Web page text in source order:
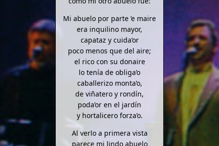
Mi abuelo por parte ’e maire
era inquilino mayor,
capataz y cuida’or
poco menos que del aire;
el rico con su donaire
lo tenía de obliga’o
caballerizo monta’o,
de viñatero y rondín,
poda’or en el jardín
y hortalicero forza’o.
Al verlo a primera vista
parece mi lindo abuelo